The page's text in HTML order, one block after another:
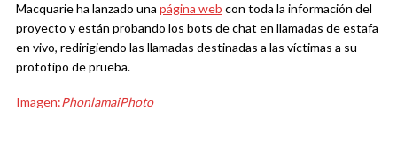
Macquarie ha lanzado una página web con toda la información del
proyecto y están probando los bots de chat en llamadas de estafa
en vivo, redirigiendo las llamadas destinadas a las víctimas a su
prototipo de prueba.
Imagen:PhonlamaiPhoto